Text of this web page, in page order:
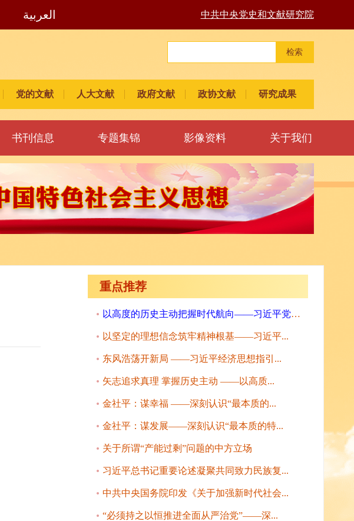
العربية 中共中央党史和文献研究院
检索
党的文献 人大文献 政府文献 政协文献 研究成果
书刊信息 专题集锦 影像资料 关于我们
重点推荐
以高度的历史主动把握时代航向——习近平党建...
以坚定的理想信念筑牢精神根基——习近平...
东风浩荡开新局 ——习近平经济思想指引...
矢志追求真理 掌握历史主动 ——以高质...
金社平：谋幸福 ——深刻认识“最本质的...
金社平：谋发展——深刻认识“最本质的特...
关于所谓“产能过剩”问题的中方立场
习近平总书记重要论述凝聚共同致力民族复...
中共中央国务院印发《关于加强新时代社会...
“必须持之以恒推进全面从严治党”——深...